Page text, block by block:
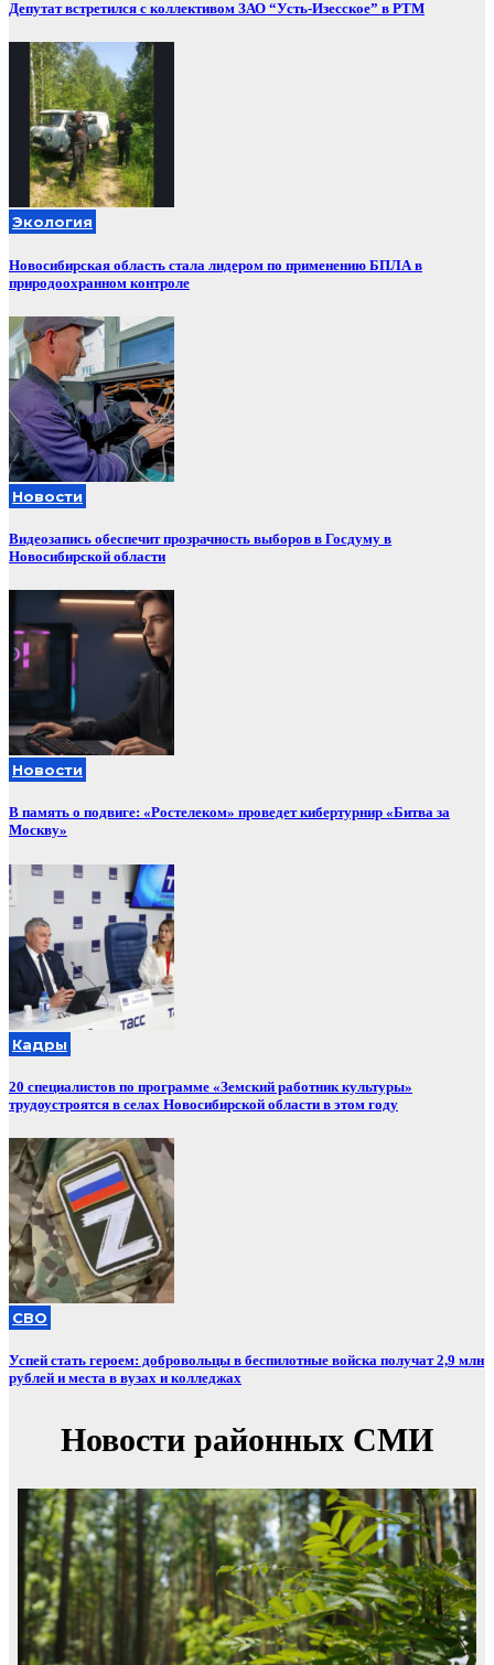
Депутат встретился с коллективом ЗАО “Усть-Изесское” в РТМ
Экология
Новосибирская область стала лидером по применению БПЛА в
природоохранном контроле
Новости
Видеозапись обеспечит прозрачность выборов в Госдуму в
Новосибирской области
Новости
В память о подвиге: «Ростелеком» проведет кибертурнир «Битва за
Москву»
Кадры
20 специалистов по программе «Земский работник культуры»
трудоустроятся в селах Новосибирской области в этом году
СВО
Успей стать героем: добровольцы в беспилотные войска получат 2,9 млн
рублей и места в вузах и колледжах